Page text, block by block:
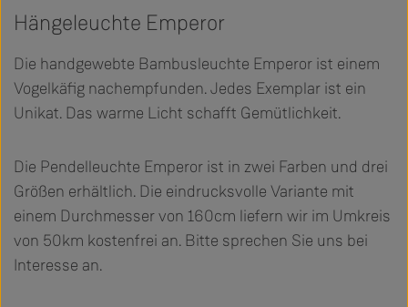
Hängeleuchte Emperor
Die handgewebte Bambusleuchte Emperor ist einem
Vogelkäfig nachempfunden. Jedes Exemplar ist ein
Unikat. Das warme Licht schafft Gemütlichkeit.
Die Pendelleuchte Emperor ist in zwei Farben und drei
Größen erhältlich. Die eindrucksvolle Variante mit
einem Durchmesser von 160cm liefern wir im Umkreis
von 50km kostenfrei an. Bitte sprechen Sie uns bei
Interesse an.